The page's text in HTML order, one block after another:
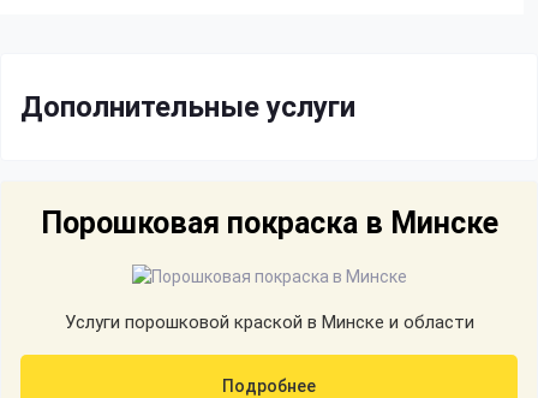
Дополнительные услуги
Порошковая покраска в Минске
Услуги порошковой краской в Минске и области
Подробнее